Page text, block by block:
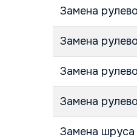
Замена
Замена
Замена
Замена
Замена шруса